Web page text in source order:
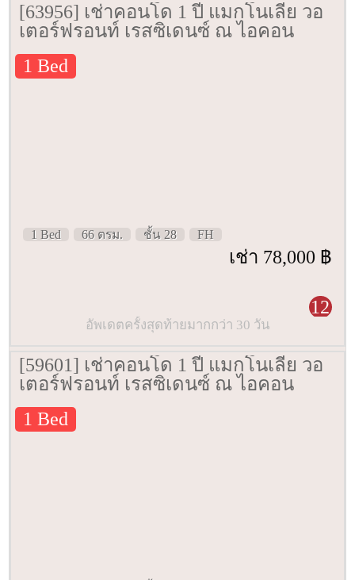
[63956] เช่าคอนโด 1 ปี แมกโนเลีย วอ
เตอร์ฟรอนท์ เรสซิเดนซ์ ณ ไอคอน
สยาม [Magnolias Waterfront
Residenced IconSiam] 66 ตรม. ชั้น 28
1 Bed
1 Bed 66 ตรม. ชั้น 28 FH
เช่า 78,000 ฿
12
อัพเดตครั้งสุดท้ายมากกว่า 30 วัน
[59601] เช่าคอนโด 1 ปี แมกโนเลีย วอ
เตอร์ฟรอนท์ เรสซิเดนซ์ ณ ไอคอน
สยาม [Magnolias Waterfront
Residenced IconSiam] 65 ตรม. ชั้น 9
1 Bed